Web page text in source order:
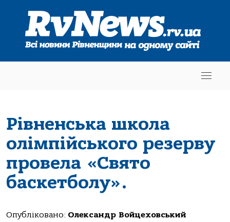
Рівненська школа
олімпійського резерву
провела «Свято
баскетболу».
Опубліковано: Олександр Войцеховський